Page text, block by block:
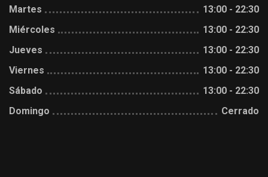
Martes
13:00 - 22:30
Miércoles
13:00 - 22:30
Jueves
13:00 - 22:30
Viernes
13:00 - 22:30
Sábado
13:00 - 22:30
Domingo
Cerrado